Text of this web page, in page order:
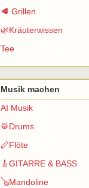
🥩 Grillen
🌿Kräuterwissen
Tee
Musik machen
AI Musik
🥁Drums
🪈Flöte
🎸GITARRE & BASS
🪕Mandoline